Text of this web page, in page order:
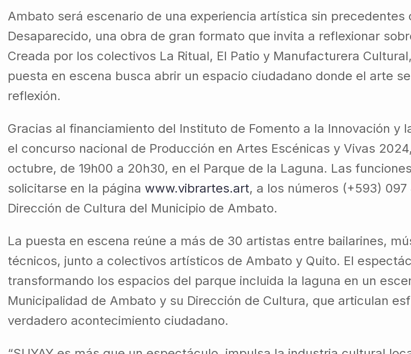
Ambato será escenario de una experiencia artística sin precedentes
Desaparecido, una obra de gran formato que invita a reflexionar
Creada por los colectivos La Ritual, El Patio y Manufacturera
puesta en escena busca abrir un espacio ciudadano donde el arte
reflexión.
Gracias al financiamiento del Instituto de Fomento a la Innovación y
el concurso nacional de Producción en Artes Escénicas y Vivas
octubre, de 19h00 a 20h30, en el Parque de la Laguna. Las
solicitarse en la página www.vibrartes.art, a los números (+593)
Dirección de Cultura del Municipio de Ambato.
La puesta en escena reúne a más de 30 artistas entre bailarines,
técnicos, junto a colectivos artísticos de Ambato y Quito. El
transformando los espacios del parque incluida la laguna en un
Municipalidad de Ambato y su Dirección de Cultura, que articulan
verdadero acontecimiento ciudadano.